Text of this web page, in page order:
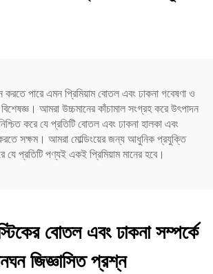
করতে পারে এমন প্রিমিয়াম বোতল এবং ঢাকনা গবেষণা ও
আমরা উচ্চমানের কাঁচামাল সংগ্রহ করে উৎপাদন
করে যে প্রতিটি বোতল এবং ঢাকনা হালকা এবং
করতে সক্ষম। আমরা মোল্ডিংয়ের জন্য আধুনিক প্রযুক্তি
যে প্রতিটি পণ্যই একই প্রিমিয়াম মানের হবে।
বোতল এবং ঢাকনা সম্পর্কে
জিজ্ঞাসিত প্রশ্ন